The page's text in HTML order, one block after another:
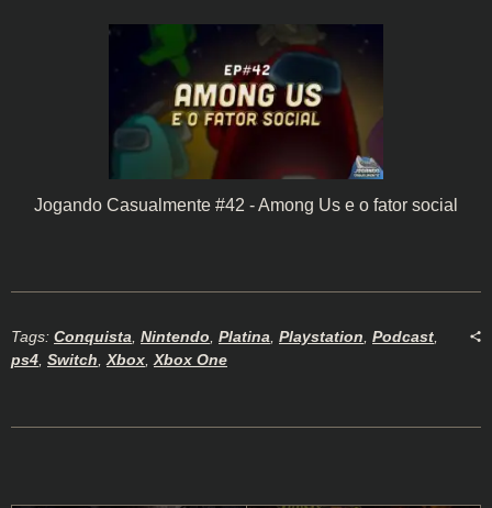
Jogando Casualmente #42 - Among Us e o fator social
Tags: Conquista Nintendo Platina Playstation Podcast
ps4 Switch Xbox Xbox One